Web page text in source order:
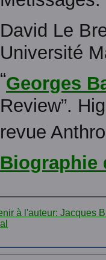
David Le
Université
“Georges
Review”.
revue
Biographie